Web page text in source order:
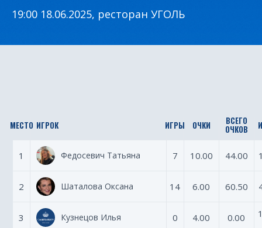
19:00 18.06.2025, ресторан УГОЛЬ
МЕСТО ИГРОК ИГРЫ ОЧКИ ВСЕГО
ОЧКОВ
1 Федосевич Татьяна 7 10.00 44.00
2 Шаталова Оксана 14 6.00 60.50
3 Кузнецов Илья 0 4.00 0.00